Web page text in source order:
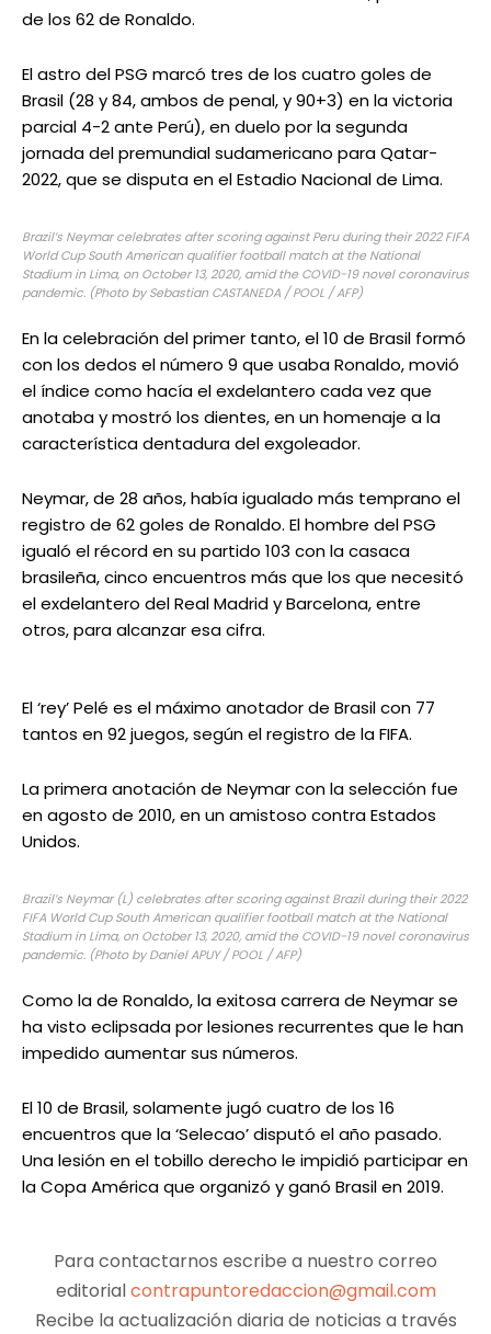
de los 62 de Ronaldo.
El astro del PSG marcó tres de los cuatro goles de
Brasil (28 y 84, ambos de penal, y 90+3) en la victoria
parcial 4-2 ante Perú), en duelo por la segunda
jornada del premundial sudamericano para Qatar-
2022, que se disputa en el Estadio Nacional de Lima.
Brazil’s Neymar celebrates after scoring against Peru during their 2022 FIFA
World Cup South American qualifier football match at the National
Stadium in Lima, on October 13, 2020, amid the COVID-19 novel coronavirus
pandemic. (Photo by Sebastian CASTANEDA / POOL / AFP)
En la celebración del primer tanto, el 10 de Brasil formó
con los dedos el número 9 que usaba Ronaldo, movió
el índice como hacía el exdelantero cada vez que
anotaba y mostró los dientes, en un homenaje a la
característica dentadura del exgoleador.
Neymar, de 28 años, había igualado más temprano el
registro de 62 goles de Ronaldo. El hombre del PSG
igualó el récord en su partido 103 con la casaca
brasileña, cinco encuentros más que los que necesitó
el exdelantero del Real Madrid y Barcelona, entre
otros, para alcanzar esa cifra.
El ‘rey’ Pelé es el máximo anotador de Brasil con 77
tantos en 92 juegos, según el registro de la FIFA.
La primera anotación de Neymar con la selección fue
en agosto de 2010, en un amistoso contra Estados
Unidos.
Brazil’s Neymar (L) celebrates after scoring against Brazil during their 2022
FIFA World Cup South American qualifier football match at the National
Stadium in Lima, on October 13, 2020, amid the COVID-19 novel coronavirus
pandemic. (Photo by Daniel APUY / POOL / AFP)
Como la de Ronaldo, la exitosa carrera de Neymar se
ha visto eclipsada por lesiones recurrentes que le han
impedido aumentar sus números.
El 10 de Brasil, solamente jugó cuatro de los 16
encuentros que la ‘Selecao’ disputó el año pasado.
Una lesión en el tobillo derecho le impidió participar en
la Copa América que organizó y ganó Brasil en 2019.
Para contactarnos escribe a nuestro correo
editorialcontrapuntoredaccion@gmail.com
Recibe la actualización diaria de noticias a través